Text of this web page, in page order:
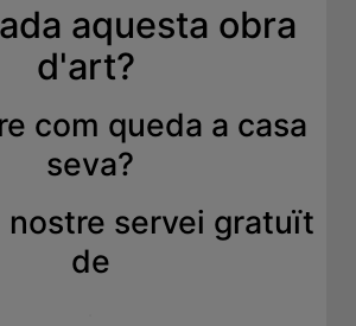
aquesta obra
d'art?
com queda a casa
seva?
servei gratuït
de